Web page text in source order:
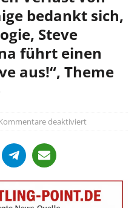
bedankt sich,
Steve
führt einen
aus!“, Theme
deaktiviert